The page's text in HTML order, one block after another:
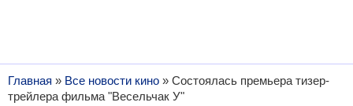
Главная » Все новости кино » Состоялась премьера тизер-
трейлера фильма "Весельчак У"